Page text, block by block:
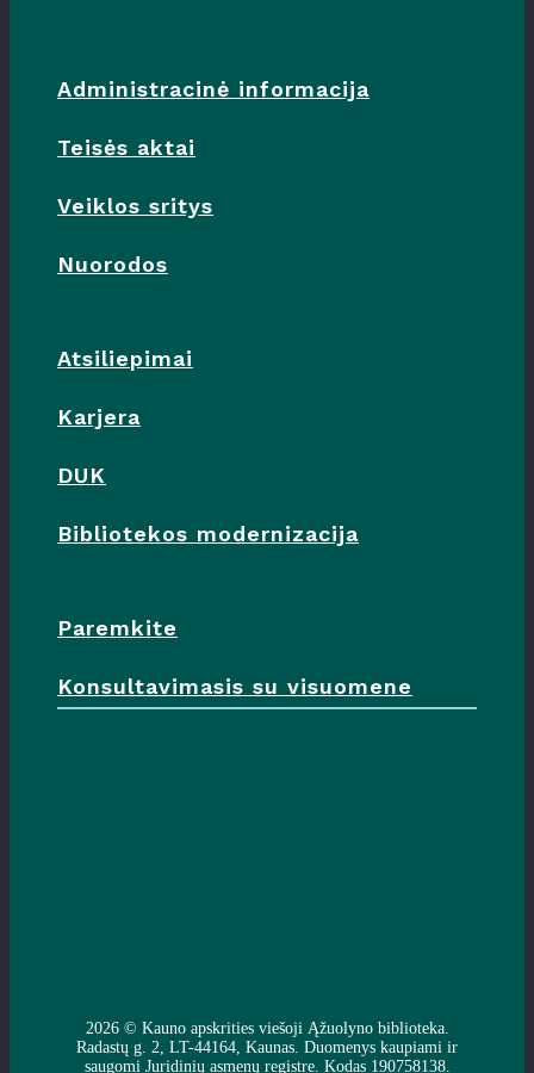
Administracinė informacija
Teisės aktai
Veiklos sritys
Nuorodos
Atsiliepimai
Karjera
DUK
Bibliotekos modernizacija
Paremkite
Konsultavimasis su visuomene
2026 © Kauno apskrities viešoji Ąžuolyno biblioteka.
Radastų g. 2, LT-44164, Kaunas. Duomenys kaupiami ir
saugomi Juridinių asmenų registre. Kodas 190758138.